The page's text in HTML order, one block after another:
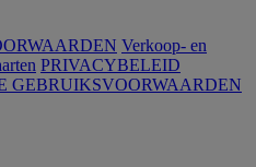
Verkoop- en
PRIVACYBELEID
GEBRUIKSVOORWAARDEN